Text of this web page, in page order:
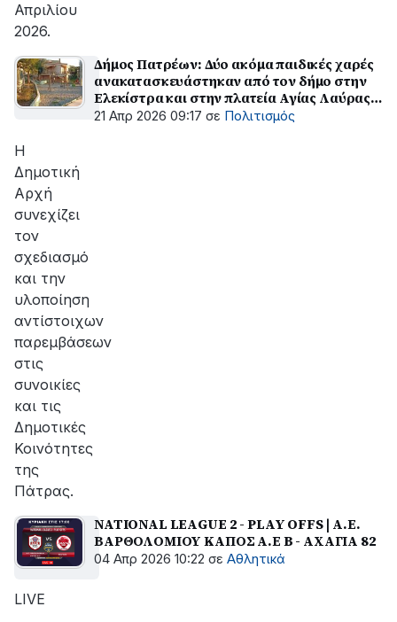
Απριλίου
2026.
Δήμος Πατρέων: Δύο ακόμα παιδικές χαρές
ανακατασκευάστηκαν από τον δήμο στην
Ελεκίστρα και στην πλατεία Αγίας Λαύρας
στην Πάτρα
21 Απρ 2026 09:17 σε Πολιτισμός
Η
Δημοτική
Αρχή
συνεχίζει
τον
σχεδιασμό
και την
υλοποίηση
αντίστοιχων
παρεμβάσεων
στις
συνοικίες
και τις
Δημοτικές
Κοινότητες
της
Πάτρας.
NATIONAL LEAGUE 2 - PLAY OFFS | Α.Ε.
ΒΑΡΘΟΛΟΜΙΟΥ ΚΑΠΟΣ Α.Ε B - ΑΧΑΓΙΑ 82
04 Απρ 2026 10:22 σε Αθλητικά
LIVE